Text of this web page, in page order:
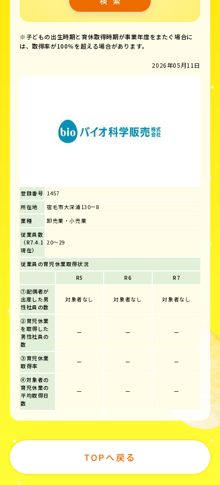
※子どもの出生時期と育休取得時期が事業年度をまたぐ場合に
は、取得率が100％を超える場合があります。
2026年05月11日
登録番号 1457
所在地
宿毛市大深浦130ー8
業種
卸売業・小売業
従業員数
（R7.4.1
現在）
20～29
従業員の育児休業取得状況
R5
R6
R7
①配偶者が
出産した男
性社員の数
対象者なし 対象者なし 対象者なし
②育児休業
を取得した
男性社員の
数
ー ー ー
③育児休業
取得率
ー ー ー
④対象者の
育児休業の
平均取得日
数
ー ー ー
TOPへ戻る